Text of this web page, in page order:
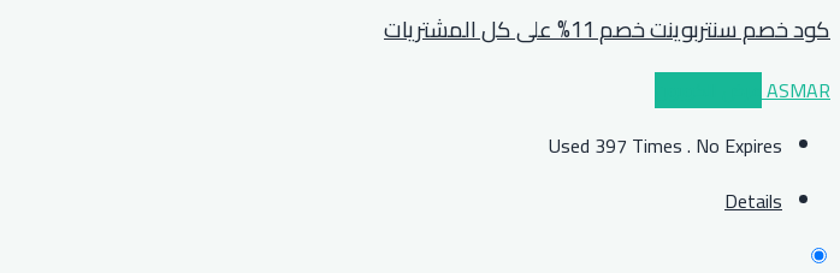
كود خصم سنتربوينت خصم 11% على كل المشتريات
ASMAR
Used 397 Times. No Expires
Details